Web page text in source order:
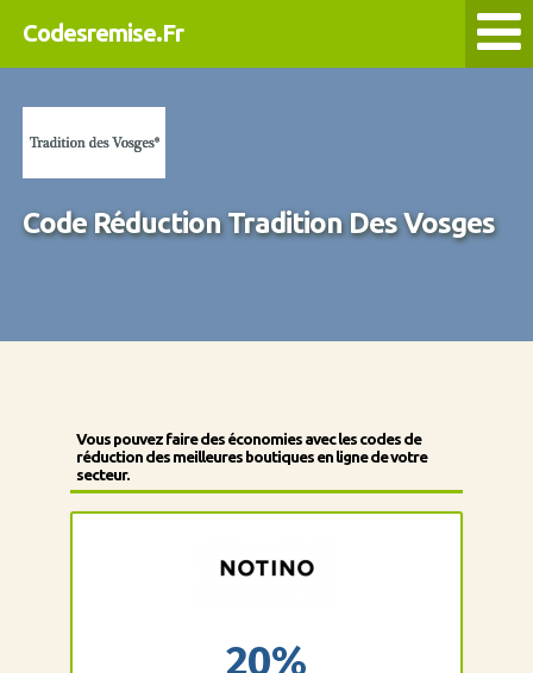
Codesremise.Fr
Code Réduction Tradition Des Vosges
Vous pouvez faire des économies avec les codes de
réduction des meilleures boutiques en ligne de votre
secteur.
20%